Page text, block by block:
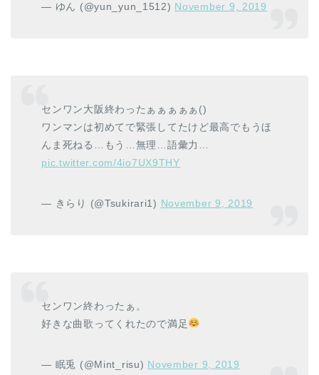
— ゆん (@yun_yun_1512) November 9, 2019
センワン大阪終わったぁぁぁぁぁ()
ワンマンは初めてで緊張してたけど最高でもうほ
んま死ねる…もう…無理…語彙力…
pic.twitter.com/4io7UX9THY
— きらり (@Tsukirari1) November 9, 2019
センワン終わったぁ。
好きな曲歌ってくれたので満足
— 眠兎 (@Mint_risu) November 9, 2019